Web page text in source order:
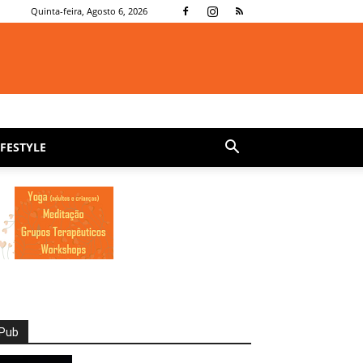
Quinta-feira, Agosto 6, 2026
Pub